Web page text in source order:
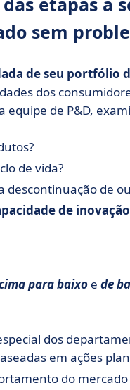
sem
de seu portfólio
dos
equipe de P&D,
de vida?
descontinuação de
de inovação
para baixo e de
dos
em ações
do